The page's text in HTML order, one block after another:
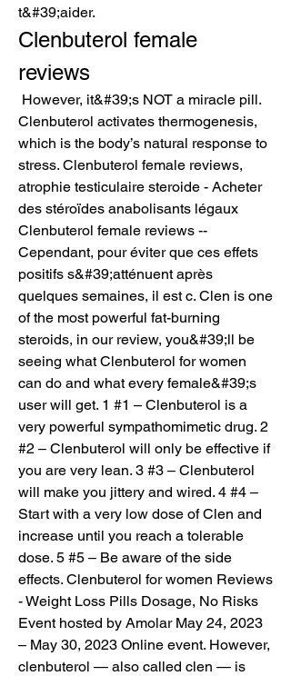
t&#39;aider.
Clenbuterol female
reviews
Clenbuterol activates thermogenesis,
which is the body’s natural response to
stress. Clenbuterol female reviews,
atrophie testiculaire steroide - Acheter
des stéroïdes anabolisants légaux
Clenbuterol female reviews --
Cependant, pour éviter que ces effets
positifs s&#39;atténuent après
quelques semaines, il est c. Clen is one
of the most powerful fat-burning
steroids, in our review, you&#39;ll be
seeing what Clenbuterol for women
can do and what every female&#39;s
user will get. 1 #1 – Clenbuterol is a
very powerful sympathomimetic drug. 2
#2 – Clenbuterol will only be effective if
you are very lean. 3 #3 – Clenbuterol
will make you jittery and wired. 4 #4 –
Start with a very low dose of Clen and
increase until you reach a tolerable
dose. 5 #5 – Be aware of the side
effects. Clenbuterol for women Reviews
- Weight Loss Pills Dosage, No Risks
Event hosted by Amolar May 24, 2023
– May 30, 2023 Online event. However,
clenbuterol — also called clen — is